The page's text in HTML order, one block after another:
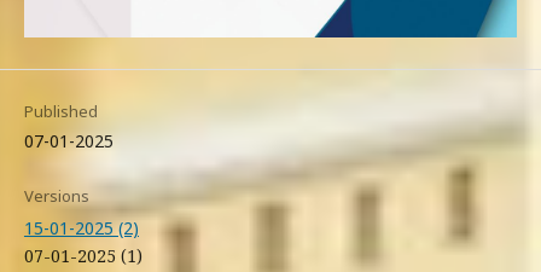
Published
07-01-2025
Versions
15-01-2025 (2)
07-01-2025 (1)